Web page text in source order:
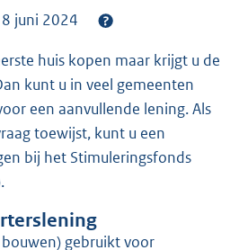
juni 2024
kunt u in veel gemeenten
een aanvullende lening. Als
toewijst, kunt u een
bij het Stimuleringsfonds